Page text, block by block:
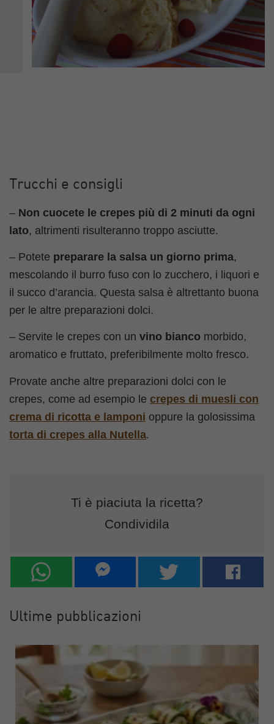
Trucchi e consigli
– Non cuocete le crepes più di 2 minuti da ogni
lato, altrimenti risulteranno troppo asciutte.
– Potete preparare la salsa un giorno prima,
mescolando il burro fuso con lo zucchero, i liquori e
il succo d’arancia. Questa salsa è altrettanto buona
per le altre preparazioni dolci.
– Servite le crepes con un vino bianco morbido,
aromatico e fruttato, preferibilmente molto fresco.
Provate anche altre preparazioni dolci con le
crepes, come ad esempio le crepes di muesli con
crema di ricotta e lamponi oppure la golosissima
torta di crepes alla Nutella.
Ti è piaciuta la ricetta?
Condividila
Ultime pubblicazioni